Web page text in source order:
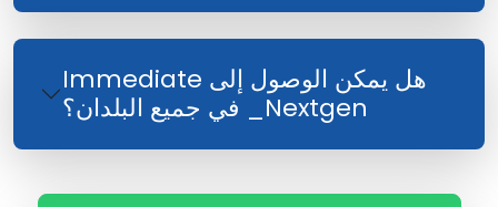
هل يمكن الوصول إلى Immediate
Nextgen_ في جميع البلدان؟